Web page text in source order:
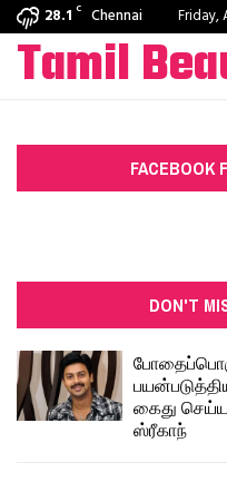
28.1 C Chennai Friday,
Tamil
FACEBOOK
DON'T
கைது
ஸ்ரீகாந்